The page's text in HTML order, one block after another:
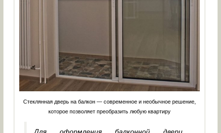
Стеклянная дверь на балкон — современное и необычное решение,
которое позволяет преобразить любую квартиру